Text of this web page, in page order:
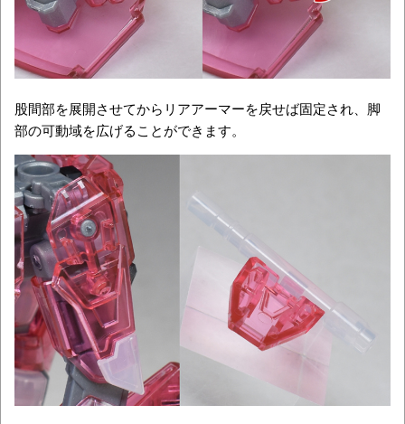
股間部を展開させてからリアアーマーを戻せば固定され、脚
部の可動域を広げることができます。